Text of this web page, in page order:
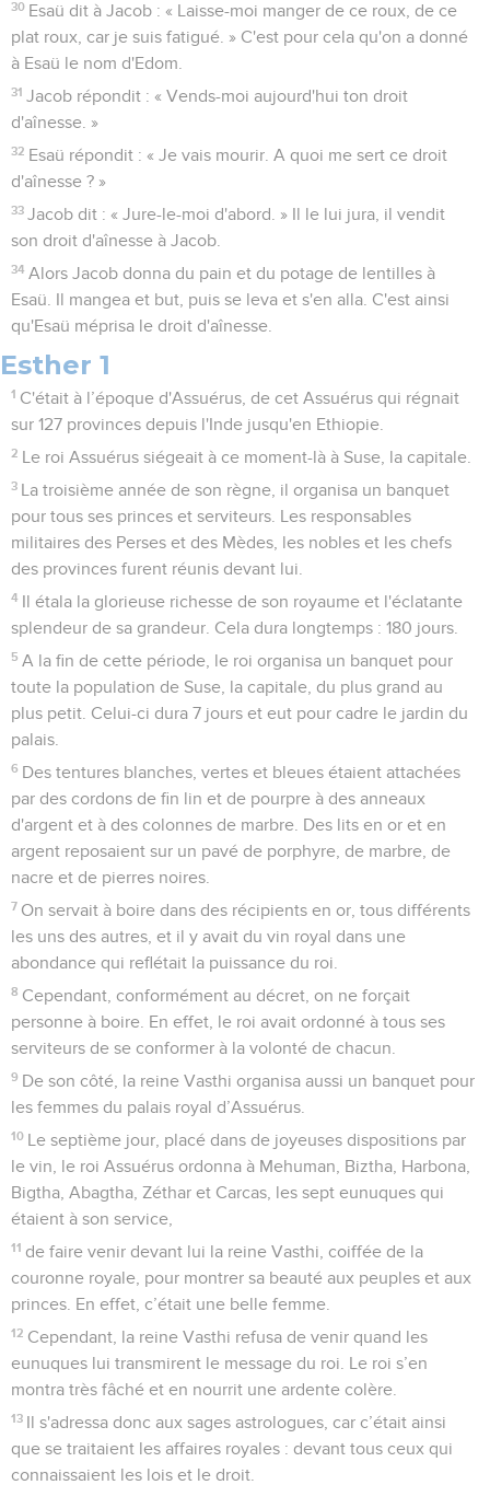
30 Esaü dit à Jacob : « Laisse-moi manger de ce roux, de ce
plat roux, car je suis fatigué. » C'est pour cela qu'on a donné
à Esaü le nom d'Edom.
31 Jacob répondit : « Vends-moi aujourd'hui ton droit
d'aînesse. »
32 Esaü répondit : « Je vais mourir. A quoi me sert ce droit
d'aînesse ? »
33 Jacob dit : « Jure-le-moi d'abord. » Il le lui jura, il vendit
son droit d'aînesse à Jacob.
34 Alors Jacob donna du pain et du potage de lentilles à
Esaü. Il mangea et but, puis se leva et s'en alla. C'est ainsi
qu'Esaü méprisa le droit d'aînesse.
Esther 1
1 C'était à l’époque d'Assuérus, de cet Assuérus qui régnait
sur 127 provinces depuis l'Inde jusqu'en Ethiopie.
2 Le roi Assuérus siégeait à ce moment-là à Suse, la capitale.
3 La troisième année de son règne, il organisa un banquet
pour tous ses princes et serviteurs. Les responsables
militaires des Perses et des Mèdes, les nobles et les chefs
des provinces furent réunis devant lui.
4 Il étala la glorieuse richesse de son royaume et l'éclatante
splendeur de sa grandeur. Cela dura longtemps : 180 jours.
5 A la fin de cette période, le roi organisa un banquet pour
toute la population de Suse, la capitale, du plus grand au
plus petit. Celui-ci dura 7 jours et eut pour cadre le jardin du
palais.
6 Des tentures blanches, vertes et bleues étaient attachées
par des cordons de fin lin et de pourpre à des anneaux
d'argent et à des colonnes de marbre. Des lits en or et en
argent reposaient sur un pavé de porphyre, de marbre, de
nacre et de pierres noires.
7 On servait à boire dans des récipients en or, tous différents
les uns des autres, et il y avait du vin royal dans une
abondance qui reflétait la puissance du roi.
8 Cependant, conformément au décret, on ne forçait
personne à boire. En effet, le roi avait ordonné à tous ses
serviteurs de se conformer à la volonté de chacun.
9 De son côté, la reine Vasthi organisa aussi un banquet pour
les femmes du palais royal d’Assuérus.
10 Le septième jour, placé dans de joyeuses dispositions par
le vin, le roi Assuérus ordonna à Mehuman, Biztha, Harbona,
Bigtha, Abagtha, Zéthar et Carcas, les sept eunuques qui
étaient à son service,
11 de faire venir devant lui la reine Vasthi, coiffée de la
couronne royale, pour montrer sa beauté aux peuples et aux
princes. En effet, c’était une belle femme.
12 Cependant, la reine Vasthi refusa de venir quand les
eunuques lui transmirent le message du roi. Le roi s’en
montra très fâché et en nourrit une ardente colère.
13 Il s'adressa donc aux sages astrologues, car c’était ainsi
que se traitaient les affaires royales : devant tous ceux qui
connaissaient les lois et le droit.